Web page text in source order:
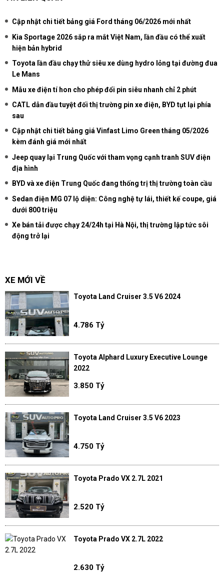
Cập nhật chi tiết bảng giá Ford tháng 06/2026 mới nhất
Kia Sportage 2026 sắp ra mắt Việt Nam, lần đầu có thể xuất
hiện bản hybrid
Toyota lần đầu chạy thử siêu xe dùng hydro lỏng tại đường đua
Le Mans
Mẫu xe điện tí hon cho phép đổi pin siêu nhanh chỉ 2 phút
CATL dẫn đầu tuyệt đối thị trường pin xe điện, BYD tụt lại phía
sau
Cập nhật chi tiết bảng giá Vinfast Limo Green tháng 05/2026
kèm đánh giá mới nhất
Jeep quay lại Trung Quốc với tham vọng cạnh tranh SUV điện
địa hình
BYD và xe điện Trung Quốc đang thống trị thị trường toàn cầu
Sedan điện MG 07 lộ diện: Công nghệ tự lái, thiết kế coupe, giá
dưới 800 triệu
Xe bán tải được chạy 24/24h tại Hà Nội, thị trường lập tức sôi
động trở lại
XE MỚI VỀ
Toyota Land Cruiser 3.5 V6 2024
4.786 Tỷ
Toyota Alphard Luxury Executive Lounge
2022
3.850 Tỷ
Toyota Land Cruiser 3.5 V6 2023
4.750 Tỷ
Toyota Prado VX 2.7L 2021
2.520 Tỷ
Toyota Prado VX 2.7L 2022
2.630 Tỷ